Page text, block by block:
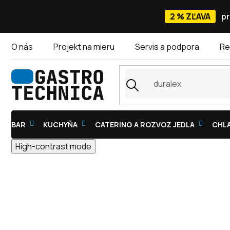
2 % ZĽAVA
O nás Projekt na mieru Servis a podpora
BAR KUCHYŇA CATERING A ROZVOZ JEDLA
High-contrast mode